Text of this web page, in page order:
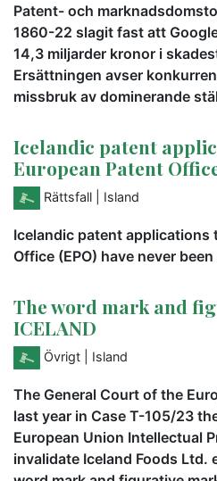
Patent- och
1860-22 slagit fast att
14,3 miljarder kronor i
Ersättningen avser
missbruk av dominerande
Icelandic patent
European Patent
Rättsfall | Island
Icelandic patent applications
Office (EPO) have never been
The word mark and
ICELAND
Övrigt | Island
The General Court of the
last year in Case T-105/23
European Union Intellectual
invalidate Iceland Foods Ltd.